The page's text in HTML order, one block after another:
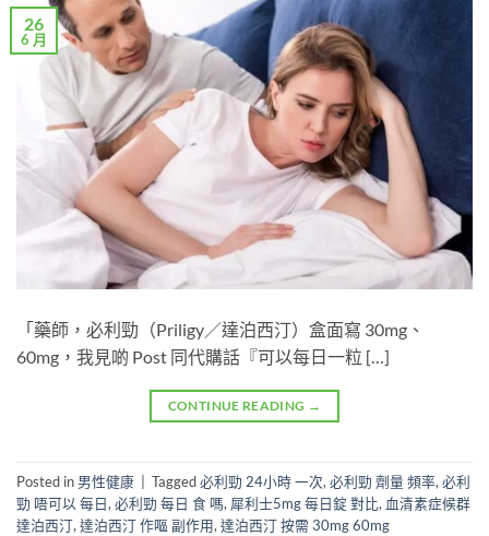
26
6 月
「藥師，必利勁（Priligy／達泊西汀）盒面寫 30mg、
60mg，我見啲 Post 同代購話『可以每日一粒 […]
CONTINUE READING →
Posted in 男性健康 Tagged必利勁 24小時 一次, 必利勁 劑量 頻率, 必利
勁 唔可以 每日, 必利勁 每日 食 嗎, 犀利士5mg 每日錠 對比, 血清素症候群
達泊西汀, 達泊西汀 作嘔 副作用, 達泊西汀 按需 30mg 60mg